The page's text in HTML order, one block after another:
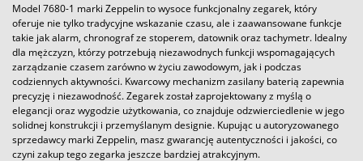
Model 7680-1 marki Zeppelin to wysoce funkcjonalny zegarek, który
oferuje nie tylko tradycyjne wskazanie czasu, ale i zaawansowane funkcje
takie jak alarm, chronograf ze stoperem, datownik oraz tachymetr. Idealny
dla mężczyzn, którzy potrzebują niezawodnych funkcji wspomagających
zarządzanie czasem zarówno w życiu zawodowym, jak i podczas
codziennych aktywności. Kwarcowy mechanizm zasilany baterią zapewnia
precyzję i niezawodność. Zegarek został zaprojektowany z myślą o
elegancji oraz wygodzie użytkowania, co znajduje odzwierciedlenie w jego
solidnej konstrukcji i przemyślanym designie. Kupując u autoryzowanego
sprzedawcy marki Zeppelin, masz gwarancję autentyczności i jakości, co
czyni zakup tego zegarka jeszcze bardziej atrakcyjnym.